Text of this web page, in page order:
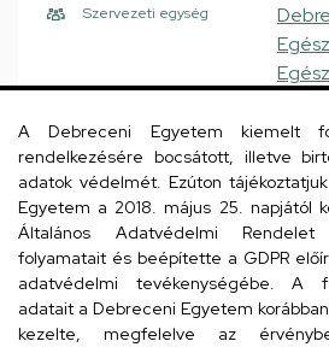
Szervezeti egység
és
Központi telefonszám,
mellék
+36
eb.hu
A Debreceni Egyetem kiemelt
rendelkezésére bocsátott, illetve
adatok védelmét. Ezúton
Egyetem a 2018. május 25. napjától
Általános Adatvédelmi Rendelet
folyamatait és beépítette a GDPR
adatvédelmi tevékenységébe. A
adatait a Debreceni Egyetem
kezelte, megfelelve az